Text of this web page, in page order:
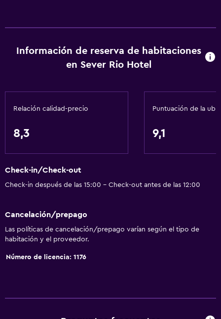
Aire acondicionado
Accesibilidad y adecuación
Accesibilidad
Para no fumadores
Lavabo bajo
Plantas superiores accesibles por ascensor
Plantas superiores accesibles por escaleras
Habitaciones familiares
Información de reserva de habitaciones
en Sever Rio Hotel
Relación calidad-precio
8,3
Puntuación de la
9,1
Check-in/Check-out
Check-in después de las 15:00 - Check-out antes de las 12:00
Cancelación/prepago
Las políticas de cancelación/prepago varían según el tipo de
habitación y el proveedor.
Número de licencia: 1176